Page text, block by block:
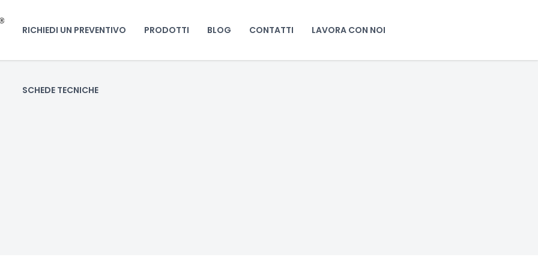
RICHIEDI UN PREVENTIVO PRODOTTI BLOG CONTATTI LAVORA CON NOI
SCHEDE TECNICHE